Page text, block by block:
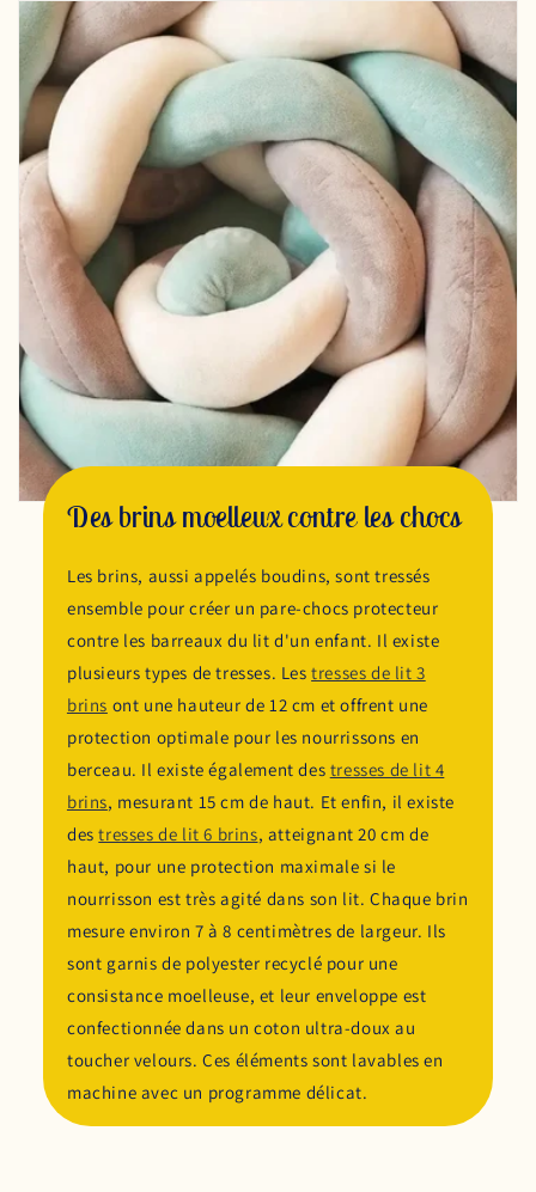
Des brins moelleux contre les chocs
Les brins, aussi appelés boudins, sont tressés
ensemble pour créer un pare-chocs protecteur
contre les barreaux du lit d'un enfant. Il existe
plusieurs types de tresses. Lestresses de lit 3
brins ont une hauteur de 12 cm et offrent une
protection optimale pour les nourrissons en
berceau. Il existe également des tresses de lit 4
brins, mesurant 15 cm de haut. Et enfin, il existe
destresses de lit 6 brins, atteignant 20 cm de
haut, pour une protection maximale si le
nourrisson est très agité dans son lit. Chaque brin
mesure environ 7 à 8 centimètres de largeur. Ils
sont garnis de polyester recyclé pour une
consistance moelleuse, et leur enveloppe est
confectionnée dans un coton ultra-doux au
toucher velours. Ces éléments sont lavables en
machine avec un programme délicat.